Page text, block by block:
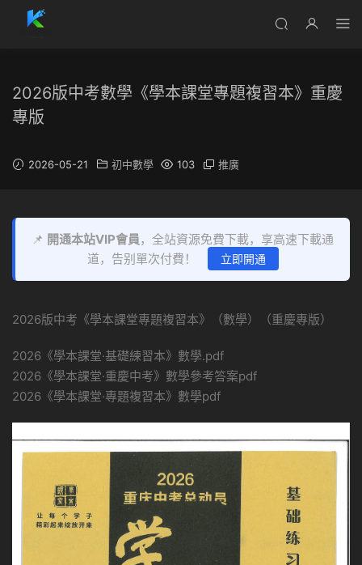
2026版中考數學《學本課堂專題複習本》重慶
專版
2026-05-21 初中數學 103 推廣
📌 開通本站VIP會員，全站資源免費下載，享高速下載通
道，告别單次付費！
立即開通
2026版中考《學本課堂專題複習本》（數學）（重慶專版）
2026《學本課堂·基礎練習本》數學.pdf
2026《學本課堂·重慶中考》數學參考答案pdf
2026《學本課堂·專題複習本》數學pdf